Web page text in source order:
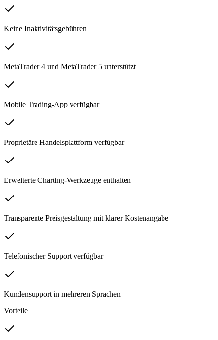
Keine Inaktivitätsgebühren
MetaTrader 4 und MetaTrader 5 unterstützt
Mobile Trading-App verfügbar
Proprietäre Handelsplattform verfügbar
Erweiterte Charting-Werkzeuge enthalten
Transparente Preisgestaltung mit klarer Kostenangabe
Telefonischer Support verfügbar
Kundensupport in mehreren Sprachen
Vorteile